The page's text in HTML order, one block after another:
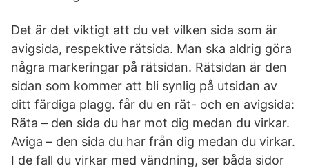
Det är det viktigt att du vet vilken sida som är
avigsida, respektive rätsida. Man ska aldrig göra
några markeringar på rätsidan. Rätsidan är den
sidan som kommer att bli synlig på utsidan av
ditt färdiga plagg. får du en rät- och en avigsida:
Räta – den sida du har mot dig medan du virkar.
Aviga – den sida du har från dig medan du virkar.
I de fall du virkar med vändning, ser båda sidor